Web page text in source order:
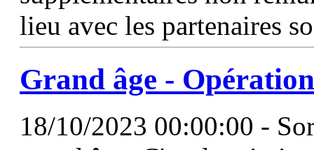
lieu avec les partenaires
Grand âge -
18/10/2023 00:00:00 -